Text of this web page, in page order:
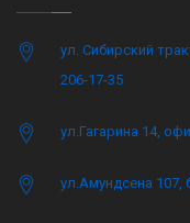
ул. Сибирский
206-17-35
ул.Гагарина 14,
ул.Амундсена 107,